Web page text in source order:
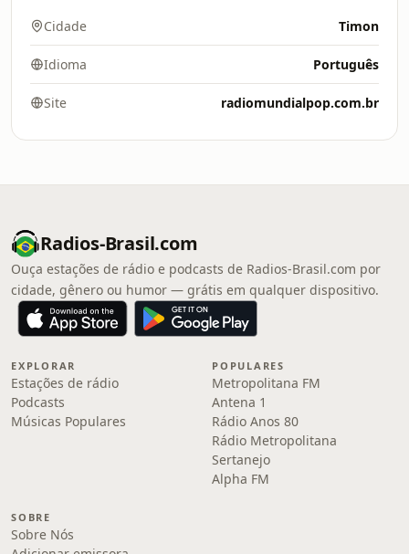
Cidade Timon
Idioma Português
Site radiomundialpop.com.br
Radios-Brasil.com
Ouça estações de rádio e podcasts de Radios-Brasil.com por
cidade, gênero ou humor — grátis em qualquer dispositivo.
EXPLORAR
Estações de rádio
Podcasts
Músicas Populares
POPULARES
Metropolitana FM
Antena 1
Rádio Anos 80
Rádio Metropolitana
Sertanejo
Alpha FM
SOBRE
Sobre Nós